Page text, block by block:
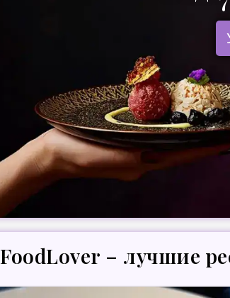
FoodLover – лучшие